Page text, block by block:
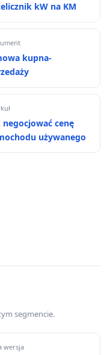
kW na KM
kupna-
negocjować cenę
używanego
segmencie.
wersja